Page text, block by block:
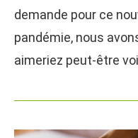
demande pour ce
pandémie, nous
aimeriez peut-être